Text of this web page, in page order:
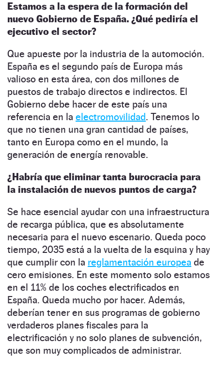
Estamos a la espera de la formación del
nuevo Gobierno de España. ¿Qué pediría el
ejecutivo el sector?
Que apueste por la industria de la automoción.
España es el segundo país de Europa más
valioso en esta área, con dos millones de
puestos de trabajo directos e indirectos. El
Gobierno debe hacer de este país una
referencia en la electromovilidad. Tenemos lo
que no tienen una gran cantidad de países,
tanto en Europa como en el mundo, la
generación de energía renovable.
¿Habría que eliminar tanta burocracia para
la instalación de nuevos puntos de carga?
Se hace esencial ayudar con una infraestructura
de recarga pública, que es absolutamente
necesaria para el nuevo escenario. Queda poco
tiempo, 2035 está a la vuelta de la esquina y hay
que cumplir con la reglamentación europea de
cero emisiones. En este momento solo estamos
en el 11% de los coches electrificados en
España. Queda mucho por hacer. Además,
deberían tener en sus programas de gobierno
verdaderos planes fiscales para la
electrificación y no solo planes de subvención,
que son muy complicados de administrar.